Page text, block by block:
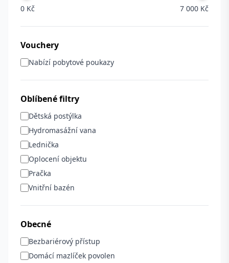
0 Kč 7 000 Kč
Vouchery
Nabízí pobytové poukazy
Oblíbené filtry
Dětská postýlka
Hydromasážní vana
Lednička
Oplocení objektu
Pračka
Vnitřní bazén
Obecné
Bezbariérový přístup
Domácí mazlíček povolen